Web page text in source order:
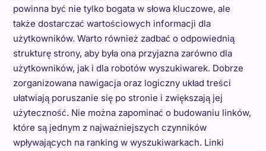
powinna być nie tylko bogata w słowa kluczowe, ale
także dostarczać wartościowych informacji dla
użytkowników. Warto również zadbać o odpowiednią
strukturę strony, aby była ona przyjazna zarówno dla
użytkowników, jak i dla robotów wyszukiwarek. Dobrze
zorganizowana nawigacja oraz logiczny układ treści
ułatwiają poruszanie się po stronie i zwiększają jej
użyteczność. Nie można zapominać o budowaniu linków,
które są jednym z najważniejszych czynników
wpływających na ranking w wyszukiwarkach. Linki